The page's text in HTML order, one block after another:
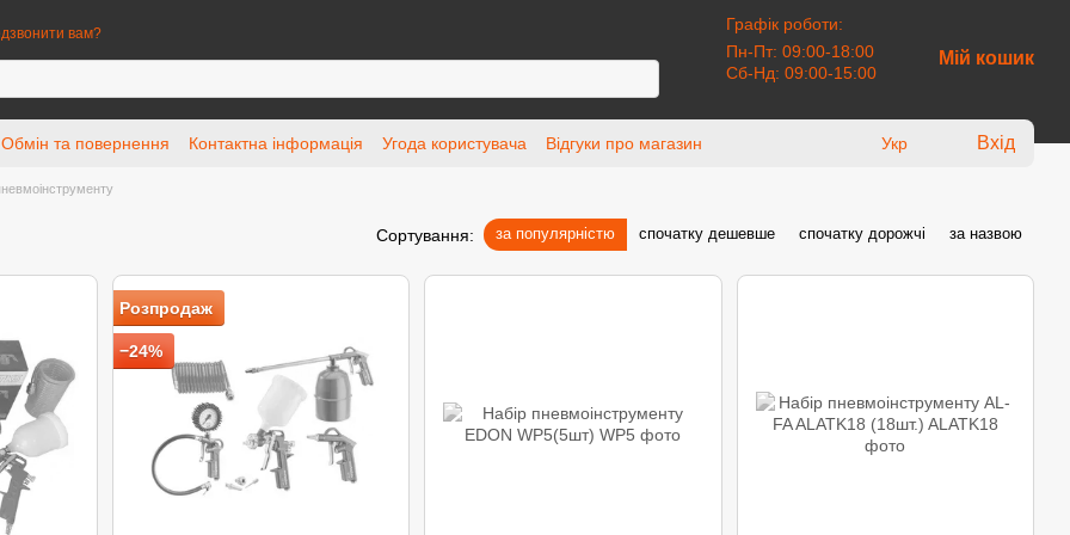
вам?
Графік роботи:
Пн-Пт: 09:00-18:00
Сб-Нд: 09:00-15:00
Мій кошик
Обмін та повернення Контактна інформація Угода користувача Відгуки про магазин Укр Вхід
Сортування: за популярністю спочатку дешевше спочатку дорожчі за назвою
Розпродаж
−24%